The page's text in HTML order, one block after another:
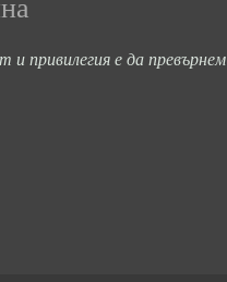
привилегия е да превърнем